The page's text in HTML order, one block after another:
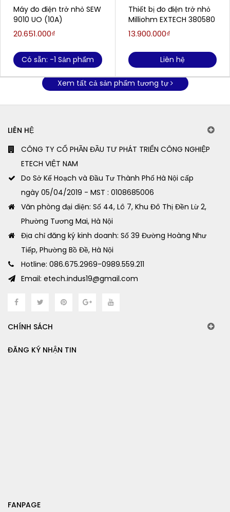
Máy đo điện trở nhỏ SEW
9010 UO (10A)
20.651.000₫
Có sẵn: -1 Sản phẩm
Thiết bị đo điện trở nhỏ
Milliohm EXTECH 380580
13.900.000₫
Liên hệ
Xem tất cả sản phẩm tương tự
LIÊN HỆ
CÔNG TY CỔ PHẦN ĐẦU TƯ PHÁT TRIỂN CÔNG NGHIỆP
ETECH VIỆT NAM
Do Sở Kế Hoạch và Đầu Tư Thành Phố Hà Nội cấp
ngày 05/04/2019 - MST : 0108685006
Văn phòng đại diện: Số 44, Lô 7, Khu Đô Thị Đền Lừ 2,
Phường Tương Mai, Hà Nội
Địa chỉ đăng ký kinh doanh: Số 39 Đường Hoàng Như
Tiếp, Phường Bồ Đề, Hà Nội
Hotline: 086.675.2969-0989.559.211
Email: etech.indus19@gmail.com
CHÍNH SÁCH
ĐĂNG KÝ NHẬN TIN
FANPAGE